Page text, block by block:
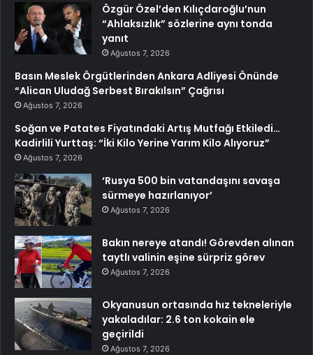
Özgür Özel’den Kılıçdaroğlu’nun
“Ahlaksızlık” sözlerine aynı tonda
yanıt
Ağustos 7, 2026
Basın Meslek Örgütlerinden Ankara Adliyesi Önünde
“Alican Uludağ Serbest Bırakılsın” Çağrısı
Ağustos 7, 2026
Soğan ve Patates Fiyatındaki Artış Mutfağı Etkiledi…
Kadirlili Yurttaş: “İki Kilo Yerine Yarım Kilo Alıyoruz”
Ağustos 7, 2026
‘Rusya 500 bin vatandaşını savaşa
sürmeye hazırlanıyor’
Ağustos 7, 2026
Bakın nereye atandı! Görevden alınan
taytlı valinin eşine sürpriz görev
Ağustos 7, 2026
Okyanusun ortasında hız tekneleriyle
yakaladılar: 2.6 ton kokain ele
geçirildi
Ağustos 7, 2026